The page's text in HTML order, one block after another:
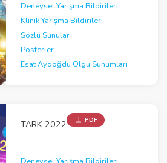
Deneysel Yarışma Bildirileri
Klinik Yarışma Bildirileri
Sözlü Sunular
Posterler
Esat Aydoğdu Olgu Sunumları
TARK 2022 PDF